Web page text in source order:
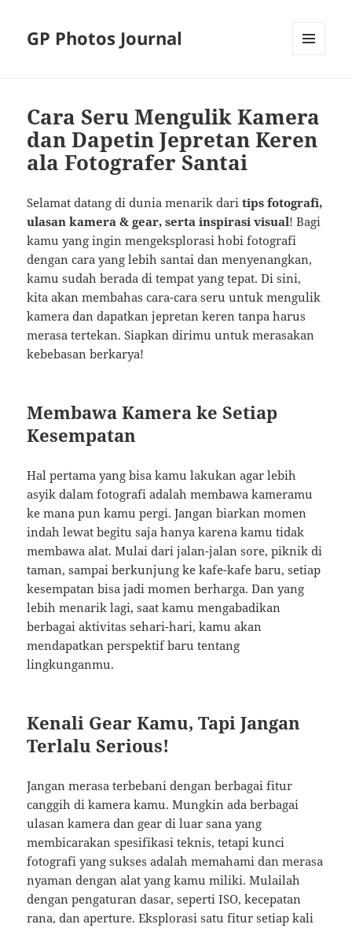
GP Photos Journal
Cara Seru Mengulik Kamera
dan Dapetin Jepretan Keren
ala Fotografer Santai
Selamat datang di dunia menarik daritips fotografi,
ulasan kamera & gear, serta inspirasi visual! Bagi
kamu yang ingin mengeksplorasi hobi fotografi
dengan cara yang lebih santai dan menyenangkan,
kamu sudah berada di tempat yang tepat. Di sini,
kita akan membahas cara-cara seru untuk mengulik
kamera dan dapatkan jepretan keren tanpa harus
merasa tertekan. Siapkan dirimu untuk merasakan
kebebasan berkarya!
Membawa Kamera ke Setiap
Kesempatan
Hal pertama yang bisa kamu lakukan agar lebih
asyik dalam fotografi adalah membawa kameramu
ke mana pun kamu pergi. Jangan biarkan momen
indah lewat begitu saja hanya karena kamu tidak
membawa alat. Mulai dari jalan-jalan sore, piknik di
taman, sampai berkunjung ke kafe-kafe baru, setiap
kesempatan bisa jadi momen berharga. Dan yang
lebih menarik lagi, saat kamu mengabadikan
berbagai aktivitas sehari-hari, kamu akan
mendapatkan perspektif baru tentang
lingkunganmu.
Kenali Gear Kamu, Tapi Jangan
Terlalu Serious!
Jangan merasa terbebani dengan berbagai fitur
canggih di kamera kamu. Mungkin ada berbagai
ulasan kamera dan gear di luar sana yang
membicarakan spesifikasi teknis, tetapi kunci
fotografi yang sukses adalah memahami dan merasa
nyaman dengan alat yang kamu miliki. Mulailah
dengan pengaturan dasar, seperti ISO, kecepatan
rana, dan aperture. Eksplorasi satu fitur setiap kali